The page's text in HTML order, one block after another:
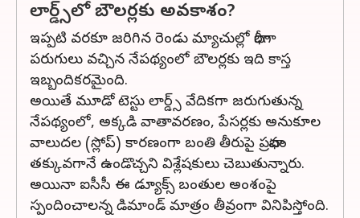
లార్డ్స్‌లో బౌలర్లకు అవకాశం?
ఇప్పటి వరకూ జరిగిన రెండు మ్యాచుల్లో భారీగా
పరుగులు వచ్చిన నేపథ్యంలో బౌలర్లకు ఇది కాస్త
ఇబ్బందికరమైంది.
అయితే మూడో టెస్టు లార్డ్స్‌ వేదికగా జరుగుతున్న
నేపథ్యంలో, అక్కడి వాతావరణం, పేసర్లకు అనుకూల
వాలుదల (స్లోప్‌) కారణంగా బంతి తీరుపై ప్రభావం
తక్కువగానే ఉండొచ్చని విశ్లేషకులు చెబుతున్నారు.
అయినా ఐసీసీ ఈ డ్యూక్స్‌ బంతుల అంశంపై
స్పందించాలన్న డిమాండ్‌ మాత్రం తీవ్రంగా వినిపిస్తోంది.